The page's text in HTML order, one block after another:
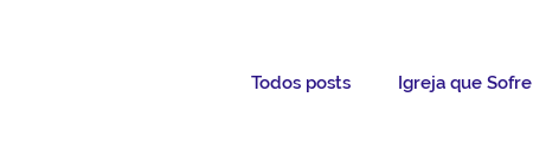
Todos posts Igreja que Sofre